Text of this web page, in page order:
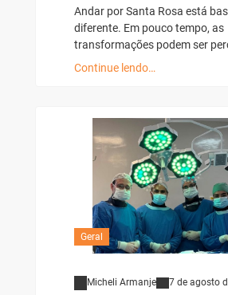
Andar por Santa Rosa está
diferente. Em pouco tempo, as
transformações podem ser
Continue lendo…
Geral
Micheli Armanje 7 de agosto